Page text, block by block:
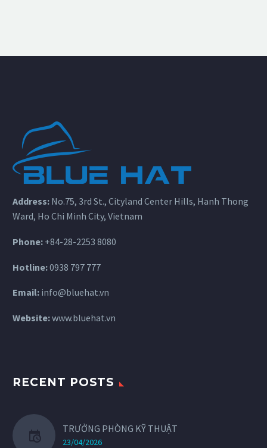
Address: No.75, 3rd St., Cityland Center Hills, Hanh Thong
Ward, Ho Chi Minh City, Vietnam
Phone: +84-28-2253 8080
Hotline:0938 797 777
Email: info@bluehat.vn
Website:www.bluehat.vn
RECENT POSTS
TRƯỞNG PHÒNG KỸ THUẬT
23/04/2026